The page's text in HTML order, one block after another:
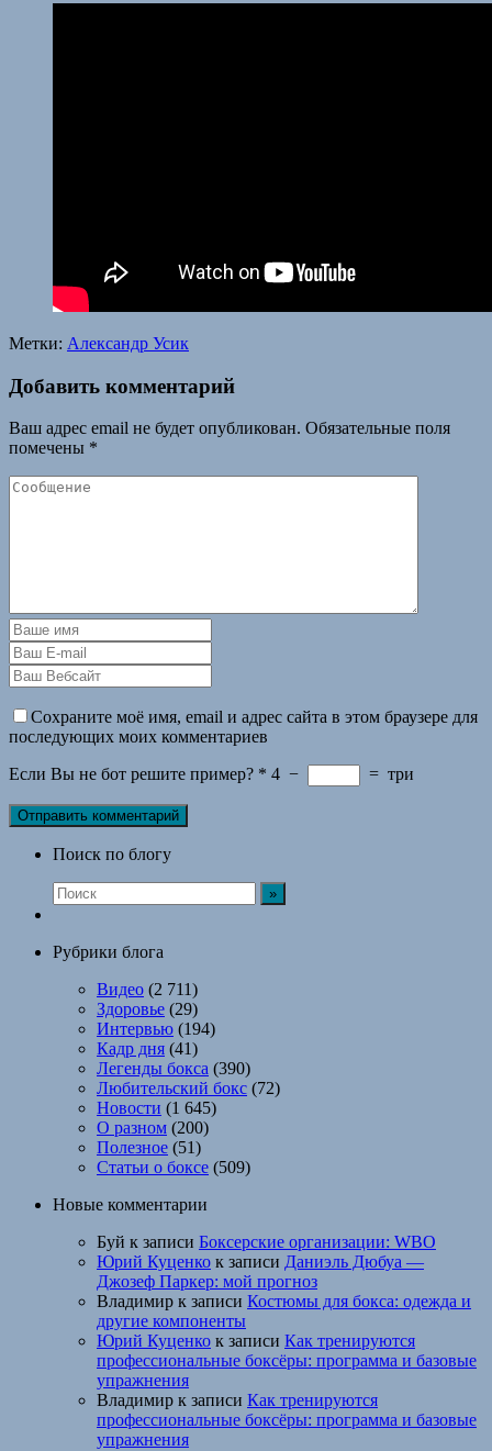
Метки: Александр Усик
Добавить комментарий
Ваш адрес email не будет опубликован. Обязательные поля
помечены *
Сохраните моё имя, email и адрес сайта в этом браузере для
последующих моих комментариев
Если Вы не бот решите пример? * 4 − = три
Поиск по блогу
Рубрики блога
Видео (2 711)
Здоровье (29)
Интервью (194)
Кадр дня (41)
Легенды бокса (390)
Любительский бокс (72)
Новости (1 645)
О разном (200)
Полезное (51)
Статьи о боксе (509)
Новые комментарии
Буй к записи Боксерские организации: WBO
Юрий Куценко к записи Даниэль Дюбуа —
Джозеф Паркер: мой прогноз
Владимир к записи Костюмы для бокса: одежда и
другие компоненты
Юрий Куценко к записи Как тренируются
профессиональные боксёры: программа и базовые
упражнения
Владимир к записи Как тренируются
профессиональные боксёры: программа и базовые
упражнения